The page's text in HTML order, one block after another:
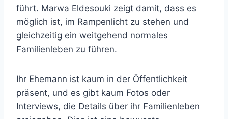
führt. Marwa Eldesouki zeigt damit, dass es
möglich ist, im Rampenlicht zu stehen und
gleichzeitig ein weitgehend normales
Familienleben zu führen.
Ihr Ehemann ist kaum in der Öffentlichkeit
präsent, und es gibt kaum Fotos oder
Interviews, die Details über ihr Familienleben